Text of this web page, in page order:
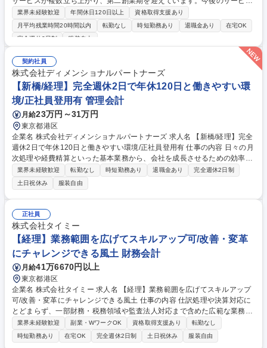
拡大に向け、会社基盤を支えるバックオフィス強化のため、経理・総務業
務全般を担っていただける方を募集します。 ＜経理＞■日次経理業務（仕
訳の入力、債権債務管理等） ■月次経理業務（経費計算、売掛・買掛金の
書発行、振込手続き等） ■年次決算対応■経理業務フローの整備 など ＜総
務＞■総務業務（来客・電話対応、備品管理、退職金事務等） 募集職種
【経理・総務】表参道勤務×服装自由◎業界トップクラスの自社サービス
企業!102
業界未経験歓迎 年間休日120日以上
資格取得支援あり
月平均残業時間20時間以内
転勤なし 時短勤務あり 退職金あり
在宅OK
完全週休2日制
服装自由
契約社員
株式会社ディメンショナルパートナーズ
【新橋/経理】完全週休2日で年休120日と働きやすい環
境/正社員登用有 管理会計
月給23万円～31万円
東京都港区
企業名 株式会社ディメンショナルパートナーズ 求人名 【新橋/経理】完全
週休2日で年休120日と働きやすい環境/正社員登用有 仕事の内容 日々の月
次処理や経費精算といった基本業務から、会社を成長させるための効率
化・改善提案まで、幅広くお任せしたいと考えています 【業務内容】 ■日
次業務（仕訳入力、経費精算、ファイリング業務）■月次決算及び年次決
算業務■経理業務のフロー見直し■新たなシステム導入の提案・実行 自
社・クライアントの業務経験を通して、業務改善や効率化にも積極的に関
われるため、ただ作業をこなすだけでなく、自分の取り組みやアイデアで
会社に貢献するやりがいを感じられます。 募集職種 【新橋/経理】完全週
休2日で年休120日と働きやすい環境/正社員登用有
業界未経験歓迎 転勤なし 時短勤務あり 退職金あり
完全週休2日制
土日祝休み
服装自由
正社員
株式会社タイミー
【経理】業務範囲を広げてスキルアップ可/改善・変革
にチャレンジできる風土 財務会計
月給41万6670円以上
東京都港区
企業名 株式会社タイミー 求人名 【経理】業務範囲を広げてスキルアップ
可/改善・変革にチャレンジできる風土 仕事の内容 仕訳処理や決算対応に
とどまらず、一部財務・税務領域や監査法人対応まで含めた広範な業務を
担っています。経理としてより広いスキル・経験を積みたい方にとって、
非常に挑戦しがいのあるポジションです。 【業務内容】 ■月次決算業務■
四半期・年次決算補助■経費精算対応■発注申請等の事務処理 【希望・経
業界未経験歓迎 副業・WワークOK 資格取得支援あり
転勤なし
時短勤務あり
在宅OK 完全週休2日制 土日祝休み 服装自由